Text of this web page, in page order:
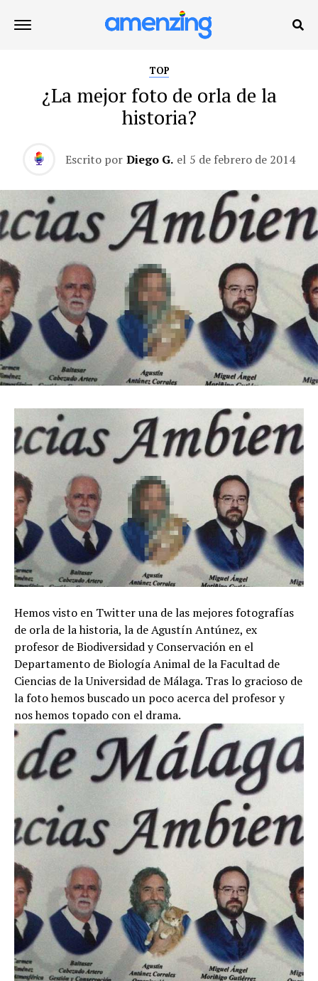
TOP
¿La mejor foto de orla de la
historia?
Escrito por Diego G. el 5 de febrero de 2014
Hemos visto en Twitter una de las mejores fotografías
de orla de la historia, la de Agustín Antúnez, ex
profesor de Biodiversidad y Conservación en el
Departamento de Biología Animal de la Facultad de
Ciencias de la Universidad de Málaga. Tras lo gracioso de
la foto hemos buscado un poco acerca del profesor y
nos hemos topado con el drama.